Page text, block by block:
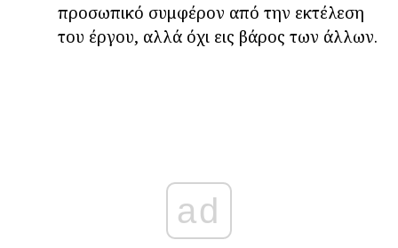
προσωπικό συμφέρον από την εκτέλεση
του έργου, αλλά όχι εις βάρος των άλλων.
ad